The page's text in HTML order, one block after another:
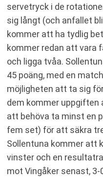
servetryck i de
sig långt (och anfallet
kommer att ha tydlig
kommer redan att vara
och ligga tvåa.
45 poäng, med en
möjligheten att ta sig
dem kommer uppgiften
att behöva ta minst en
fem set) för att säkra
Sollentuna kommer att
vinster och en
mot Vingåker senast, 3-